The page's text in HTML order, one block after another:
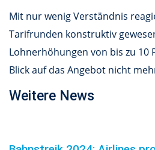
Mit nur wenig Verständnis
Tarifrunden konstruktiv
Lohnerhöhungen von bis zu
Blick auf das Angebot nicht
Weitere News